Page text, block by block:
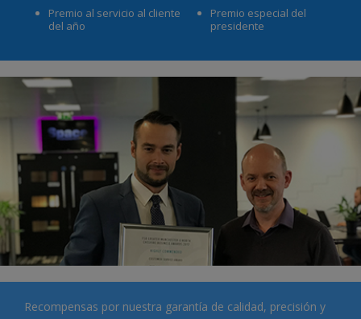
Premio al servicio al cliente
del año
Premio especial del
presidente
Recompensas por nuestra garantía de calidad, precisión y